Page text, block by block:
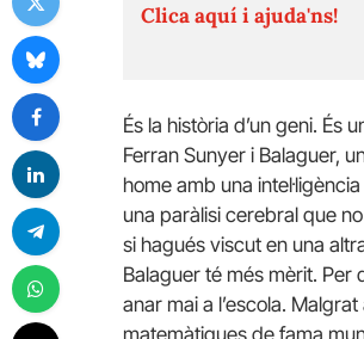
Clica aquí i ajuda'ns!
És la història d’un geni. És
Ferran Sunyer i Balaguer,
home amb una
una paràlisi cerebral que
si hagués viscut en una
Balaguer té més mèrit.
anar mai a l’escola.
matemàtiques de fama